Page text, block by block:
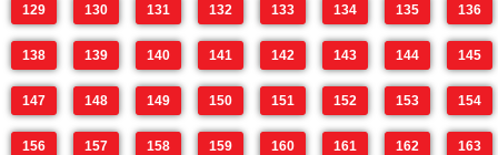
129 130 131 132 133 134 135 136
138 139 140 141 142 143 144 145
147 148 149 150 151 152 153 154
156 157 158 159 160 161 162 163